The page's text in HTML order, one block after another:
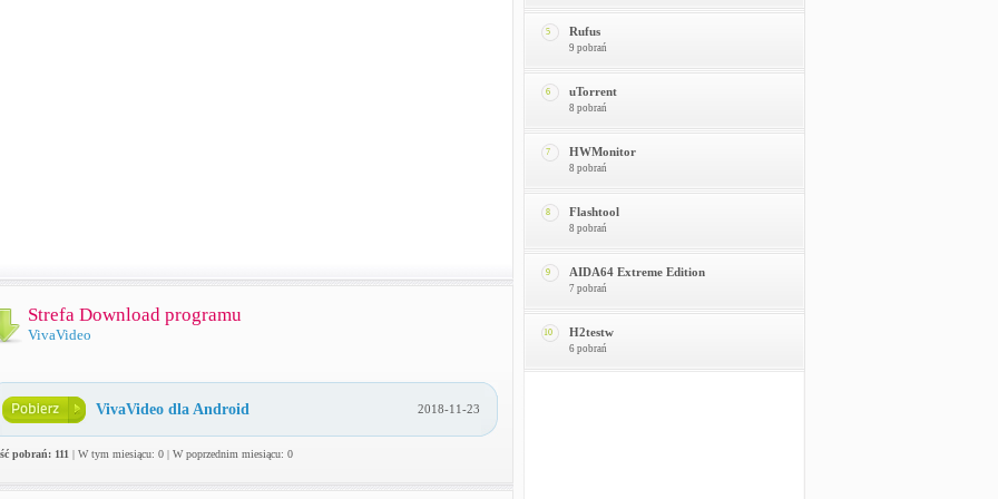
Strefa Download programu
VivaVideo
VivaVideo dla Android 2018-11-23
pobrań: 111 | W tym miesiącu: 0 | W poprzednim miesiącu: 0
5 Rufus
9 pobrań
6 uTorrent
8 pobrań
7 HWMonitor
8 pobrań
8 Flashtool
8 pobrań
9 AIDA64 Extreme Edition
7 pobrań
10 H2testw
6 pobrań